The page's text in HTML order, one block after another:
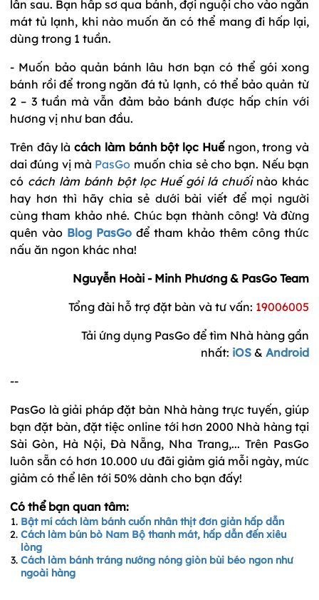
lần sau. Bạn hấp sơ qua bánh, đợi nguội cho vào ngăn
mát tủ lạnh, khi nào muốn ăn có thể mang đi hấp lại,
dùng trong 1 tuần.
- Muốn bảo quản bánh lâu hơn bạn có thể gói xong
bánh rồi để trong ngăn đá tủ lạnh, có thể bảo quản từ
2 – 3 tuần mà vẫn đảm bảo bánh được hấp chín với
hương vị như ban đầu.
Trên đây làcách làm bánh bột lọc Huế ngon, trong và
dai đúng vị mà PasGo muốn chia sẻ cho bạn. Nếu bạn
có cách làm bánh bột lọc Huế gói lá chuốinào khác
hay hơn thì hãy chia sẻ dưới bài viết để mọi người
cùng tham khảo nhé. Chúc bạn thành công! Và đừng
quên vào Blog PasGo để tham khảo thêm công thức
nấu ăn ngon khác nha!
Nguyễn Hoài - Minh Phương & PasGo Team
Tổng đài hỗ trợ đặt bàn và tư vấn: 19006005
Tải ứng dụng PasGo để tìm Nhà hàng gần
nhất: iOS & Android
--
PasGo là giải pháp đặt bàn Nhà hàng trực tuyến, giúp
bạn đặt bàn, đặt tiệc online tới hơn 2000 Nhà hàng tại
Sài Gòn, Hà Nội, Đà Nẵng, Nha Trang,... Trên PasGo
luôn sẵn có hơn 10.000 ưu đãi giảm giá mỗi ngày, mức
giảm có thể lên tới 50% dành cho bạn đấy!
Có thể bạn quan tâm:
Bật mí cách làm bánh cuốn nhân thịt đơn giản hấp dẫn
Cách làm bún bò Nam Bộ thanh mát, hấp dẫn đến xiêu
lòng
Cách làm bánh tráng nướng nóng giòn bùi béo ngon như
ngoài hàng